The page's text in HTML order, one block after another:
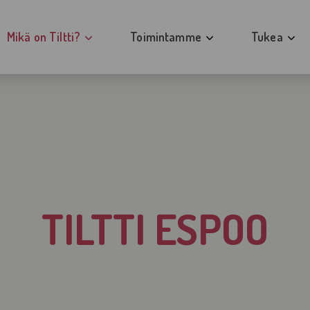
Mikä on Tiltti?
Alueellinen Tiltti-toiminta
Toimintamme
Läheisten vertaisrinki
Tukea
TILTTI ESPOO